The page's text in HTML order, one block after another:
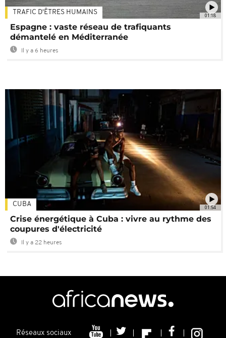
01:18
TRAFIC D'ÊTRES HUMAINS
Espagne : vaste réseau de trafiquants
démantelé en Méditerranée
Il y a 6 heures
01:54
CUBA
Crise énergétique à Cuba : vivre au rythme des
coupures d'électricité
Il y a 22 heures
Réseaux sociaux